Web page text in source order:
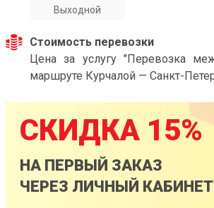
Выходной
Стоимость перевозки
Цена за услугу "Перевозка
маршруте Курчалой — Санкт-
СКИДКА 15%
НА ПЕРВЫЙ ЗАКАЗ
ЧЕРЕЗ ЛИЧНЫЙ КАБИНЕТ